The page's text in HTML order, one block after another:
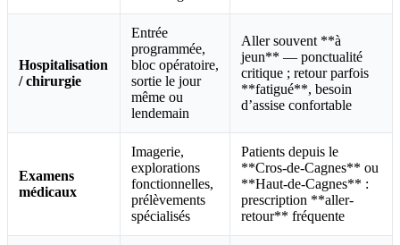
Hospitalisation
/ chirurgie
Entrée
programmée,
bloc opératoire,
sortie le jour
même ou
lendemain
Aller souvent **à
jeun** — ponctualité
critique ; retour parfois
**fatigué**, besoin
d’assise confortable
Examens
médicaux
Imagerie,
explorations
fonctionnelles,
prélèvements
spécialisés
Patients depuis le
**Cros-de-Cagnes** ou
**Haut-de-Cagnes** :
prescription **aller-
retour** fréquente